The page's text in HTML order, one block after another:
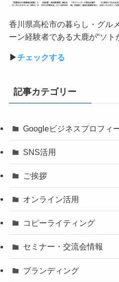
香川県高松市の暮らし・グル
ーン経験者である大鹿が“ソト
▶︎チェックする
記事カテゴリー
Googleビジネスプロフィ
SNS活用
ご挨拶
オンライン活用
コピーライティング
セミナー・交流会情報
ブランディング